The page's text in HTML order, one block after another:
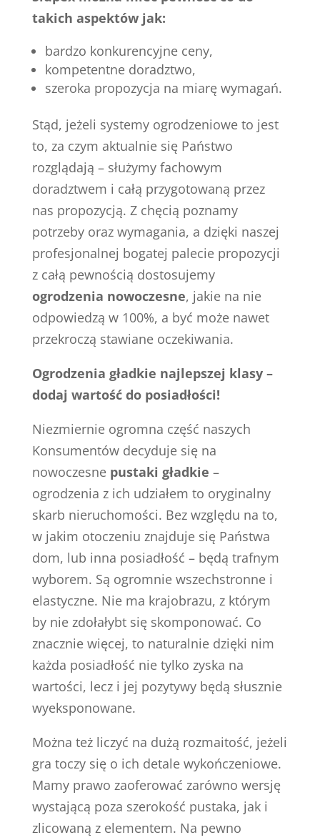
takich aspektów jak:
bardzo konkurencyjne ceny,
kompetentne doradztwo,
szeroka propozycja na miarę wymagań.
Stąd, jeżeli systemy ogrodzeniowe to jest
to, za czym aktualnie się Państwo
rozglądają – służymy fachowym
doradztwem i całą przygotowaną przez
nas propozycją. Z chęcią poznamy
potrzeby oraz wymagania, a dzięki naszej
profesjonalnej bogatej palecie propozycji
z całą pewnością dostosujemy
ogrodzenia nowoczesne, jakie na nie
odpowiedzą w 100%, a być może nawet
przekroczą stawiane oczekiwania.
Ogrodzenia gładkie najlepszej klasy –
dodaj wartość do posiadłości!
Niezmiernie ogromna część naszych
Konsumentów decyduje się na
nowoczesne pustaki gładkie –
ogrodzenia z ich udziałem to oryginalny
skarb nieruchomości. Bez względu na to,
w jakim otoczeniu znajduje się Państwa
dom, lub inna posiadłość – będą trafnym
wyborem. Są ogromnie wszechstronne i
elastyczne. Nie ma krajobrazu, z którym
by nie zdołałybt się skomponować. Co
znacznie więcej, to naturalnie dzięki nim
każda posiadłość nie tylko zyska na
wartości, lecz i jej pozytywy będą słusznie
wyeksponowane.
Można też liczyć na dużą rozmaitość, jeżeli
gra toczy się o ich detale wykończeniowe.
Mamy prawo zaoferować zarówno wersję
wystającą poza szerokość pustaka, jak i
zlicowaną z elementem. Na pewno